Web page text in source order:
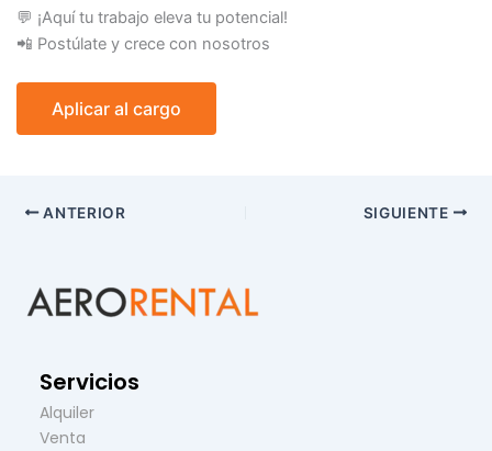
💬 ¡Aquí tu trabajo eleva tu potencial!
📲 Postúlate y crece con nosotros
ANTERIOR SIGUIENTE
Servicios
Alquiler
Venta